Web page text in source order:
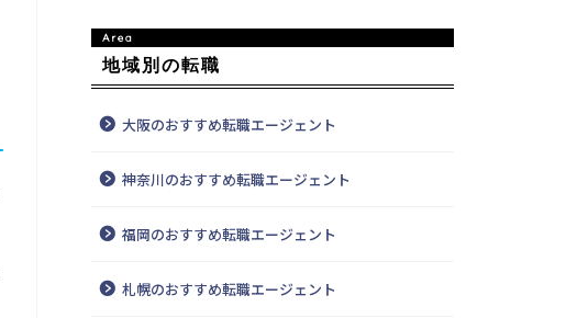
地域別の転職
大阪のおすすめ転職エージェント
神奈川のおすすめ転職エージェント
福岡のおすすめ転職エージェント
札幌のおすすめ転職エージェント